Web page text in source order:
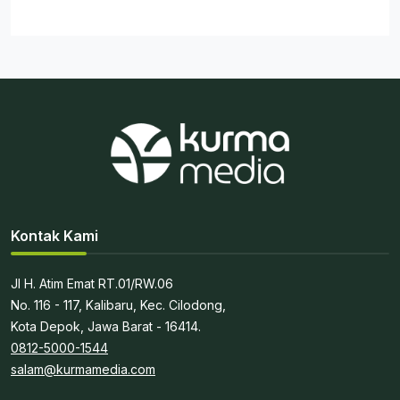
Kontak Kami
Jl H. Atim Emat RT.01/RW.06
No. 116 - 117, Kalibaru, Kec. Cilodong,
Kota Depok, Jawa Barat - 16414.
0812-5000-1544
salam@kurmamedia.com